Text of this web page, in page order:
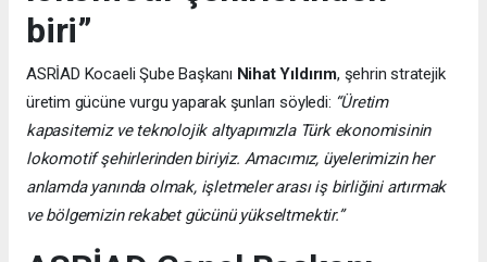
biri”
ASRİAD Kocaeli Şube Başkanı Nihat Yıldırım, şehrin stratejik
üretim gücüne vurgu yaparak şunları söyledi: “Üretim
kapasitemiz ve teknolojik altyapımızla Türk ekonomisinin
lokomotif şehirlerinden biriyiz. Amacımız, üyelerimizin her
anlamda yanında olmak, işletmeler arası iş birliğini artırmak
ve bölgemizin rekabet gücünü yükseltmektir.”